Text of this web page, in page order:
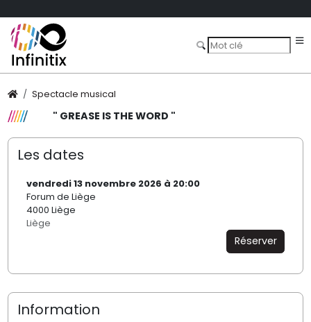
Spectacle musical
" GREASE IS THE WORD "
Les dates
vendredi 13 novembre 2026 à 20:00
Forum de Liège
4000 Liège
Liège
Réserver
Information